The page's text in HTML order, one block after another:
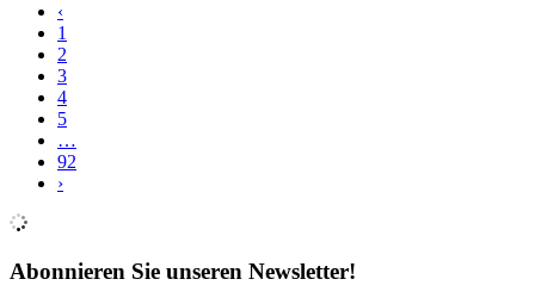
‹
1
2
3
4
5
…
92
›
Abonnieren Sie unseren Newsletter!